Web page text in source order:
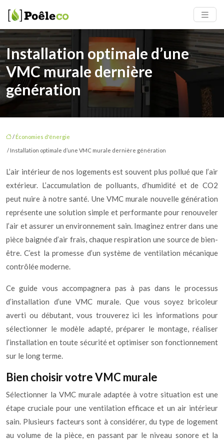
Installation optimale d’une
VMC murale dernière
génération
/ Économies d'énergie
/ Installation optimale d’une VMC murale dernière génération
L’air intérieur de nos logements est souvent plus pollué que l’air
extérieur. L’accumulation de polluants, d’humidité et de CO2
peut nuire à notre santé. Une VMC murale nouvelle génération
représente une solution simple et performante pour renouveler
l’air et assurer un environnement sain. Imaginez entrer dans une
pièce baignée d’air frais, chaque respiration une source de bien-
être. C’est la promesse d’un système de ventilation mécanique
contrôlée moderne.
Ce guide vous accompagnera pas à pas dans le processus
d’installation d’une VMC murale. Que vous soyez bricoleur
averti ou débutant, vous trouverez ici les informations pour
sélectionner le modèle adapté, préparer le montage, réaliser
l’installation en toute sécurité et optimiser son fonctionnement
sur le long terme.
Bien choisir votre VMC murale
Sélectionner la VMC murale adaptée à votre situation est une
étape cruciale pour une ventilation efficace et un air intérieur
sain. Plusieurs facteurs sont à considérer, du type de logement
au volume de la pièce, en passant par le niveau sonore et la